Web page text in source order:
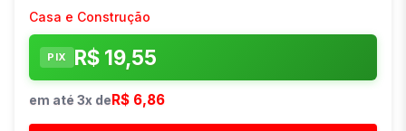
Casa e Construção
PIX R$ 19,55
em até 3x deR$ 6,86